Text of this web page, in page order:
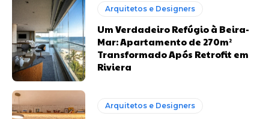
Arquitetos e Designers
Um Verdadeiro Refúgio à Beira-
Mar: Apartamento de 270m²
Transformado Após Retrofit em
Riviera
Arquitetos e Designers